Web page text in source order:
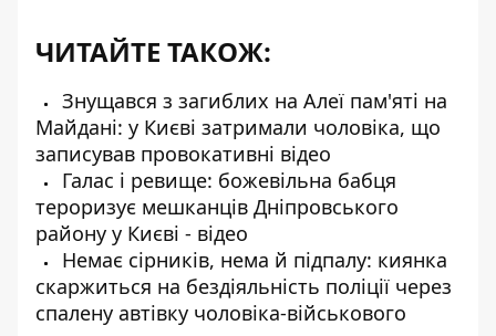
ЧИТАЙТЕ ТАКОЖ:
Знущався з загиблих на Алеї пам'яті на
Майдані: у Києві затримали чоловіка, що
записував провокативні відео
Галас і ревище: божевільна бабця
тероризує мешканців Дніпровського
району у Києві - відео
Немає сірників, нема й підпалу: киянка
скаржиться на бездіяльність поліції через
спалену автівку чоловіка-військового